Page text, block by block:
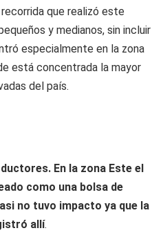
que realizó este
y medianos, sin incluir
especialmente en la zona
está concentrada la mayor
del país.
En la zona Este el
como una bolsa de
no tuvo impacto ya que la
allí.